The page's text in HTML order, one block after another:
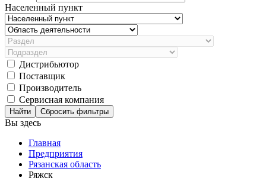
Населенный пункт
Дистрибьютор
Поставщик
Производитель
Сервисная компания
Сбросить фильтры
Вы здесь
Главная
Предприятия
Рязанская область
Ряжск